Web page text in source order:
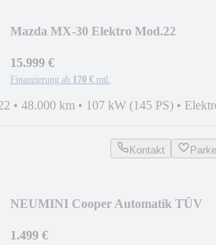
Mazda MX-30 Elektro Mod.22
15.999 €
Finanzierung ab 170 € mtl.
• 48.000 km • 107 kW (145 PS) •
Kontakt
NEUMINI Cooper Automatik TÜV
1.499 €